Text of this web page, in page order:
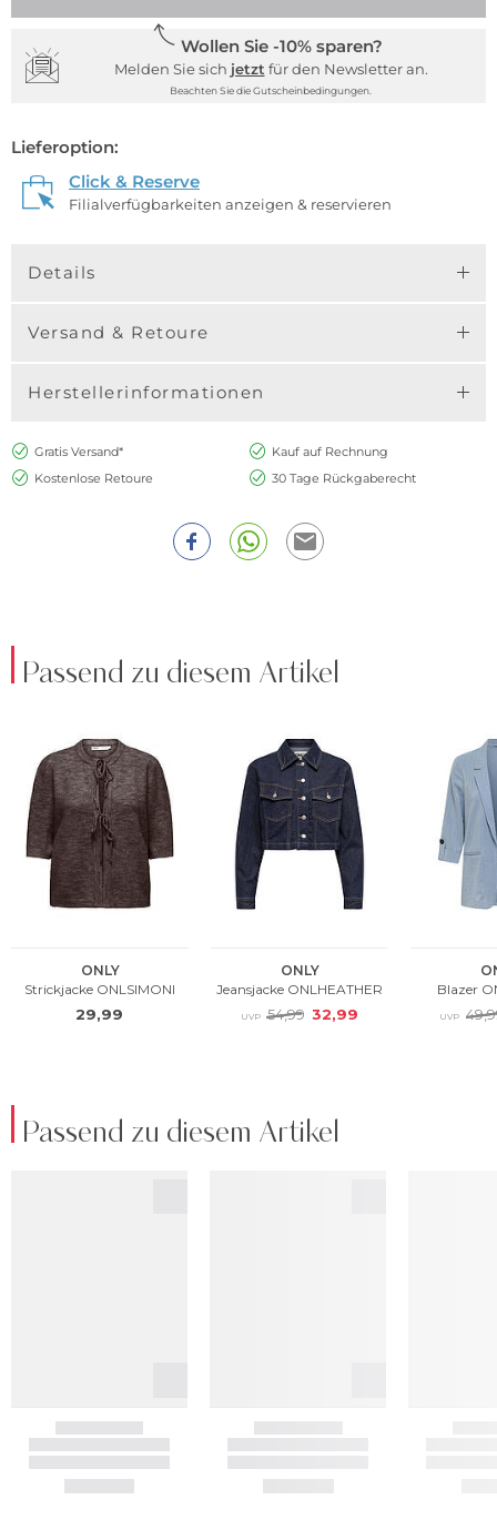
Wollen Sie -10% sparen?
Melden Sie sich jetzt für den Newsletter an.
Beachten Sie die Gutscheinbedingungen.
Lieferoption:
Click & Reserve
Filialverfügbarkeiten anzeigen & reservieren
Details
Versand & Retoure
Herstellerinformationen
Gratis Versand*
Kauf auf Rechnung
Kostenlose Retoure
30 Tage Rückgaberecht
Passend zu diesem Artikel
Passend zu diesem Artikel